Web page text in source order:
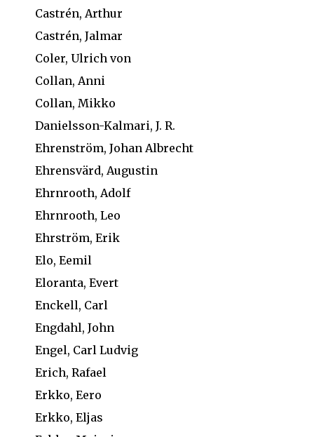
Castrén, Arthur
Castrén, Jalmar
Coler, Ulrich von
Collan, Anni
Collan, Mikko
Danielsson-Kalmari, J. R.
Ehrenström, Johan Albrecht
Ehrensvärd, Augustin
Ehrnrooth, Adolf
Ehrnrooth, Leo
Ehrström, Erik
Elo, Eemil
Eloranta, Evert
Enckell, Carl
Engdahl, John
Engel, Carl Ludvig
Erich, Rafael
Erkko, Eero
Erkko, Eljas